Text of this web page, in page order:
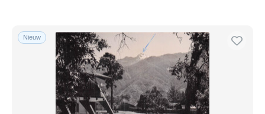
Nieuw